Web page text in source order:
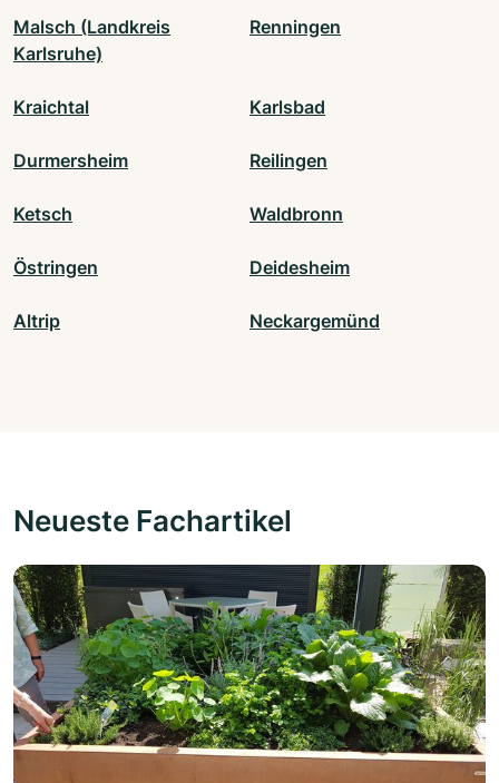
Malsch (Landkreis
Karlsruhe)
Renningen
Kraichtal Karlsbad
Durmersheim Reilingen
Ketsch Waldbronn
Östringen Deidesheim
Altrip Neckargemünd
Neueste Fachartikel